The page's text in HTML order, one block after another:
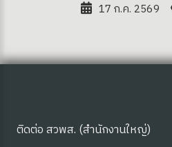
17 ก.ค. 2569
ติดต่อ สวพส. (สำนักงานใหญ่)